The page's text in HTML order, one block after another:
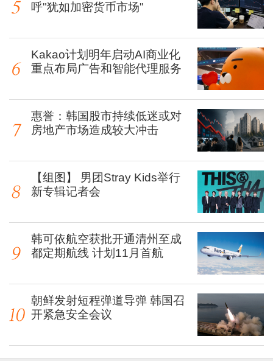
呼"犹如加密货币市场"
Kakao计划明年启动AI商业化
重点布局广告和智能代理服务
惠誉：韩国股市持续低迷或对
房地产市场造成较大冲击
【组图】 男团Stray Kids举行
新专辑记者会
韩可依航空获批开通清州至成
都定期航线 计划11月首航
朝鲜发射短程弹道导弹 韩国召
开紧急安全会议